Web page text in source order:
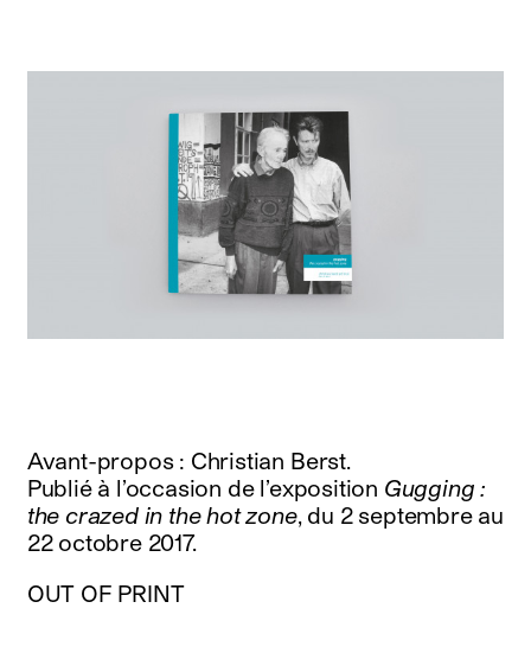
Avant-propos : Christian Berst.
Publié à l’occasion de l’exposition Gugging :
the crazed in the hot zone, du 2 septembre au
22 octobre 2017.
OUT OF PRINT